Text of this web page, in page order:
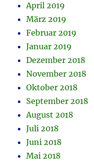
April 2019
März 2019
Februar 2019
Januar 2019
Dezember 2018
November 2018
Oktober 2018
September 2018
August 2018
Juli 2018
Juni 2018
Mai 2018